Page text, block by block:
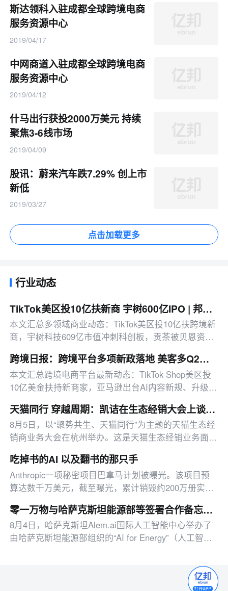
斯达领科入驻成都全球跨境电商
服务资源中心
2019/04/17
中网商道入驻成都全球跨境电商
服务资源中心
2019/04/12
什马出行获投2000万美元 持续
聚焦3-6线市场
2019/04/09
股讯：蔚来汽车跌7.29% 创上市
新低
2019/03/27
点击加载更多
行业动态
TikTok美区投10亿扶新商 宇树600亿IPO | 邦小白日报
本文汇总多领域商业动态：TikTok美区投10亿扶跨境新
商，宇树科技609亿市值冲刺科创板，贡茶被贝恩资本
跨境日报：跨境平台多项新政落地 美客多Q2营收同比增50%
本文汇总跨境电商平台最新动态：TikTok Shop美区投
10亿美金扶持新商家，亚马逊出台AI内容新规、升级卖
天猫同行 穿越周期：凯诘在生态经销大会上谈AI时代的进化
8月5日，以“聚势共生、天猫同行”为主题的天猫生态经
销商业务大会在杭州举办。这是天猫生态经销业务面向
间一次更深入的交流。
吃掉书的AI 以及翻书的那只手
Anthropic一项秘密项目巴拿马计划被曝光。该项目预
算达数千万美元，截至曝光，累计销毁约200万册实体
零一万物与哈萨克斯坦能源部等签署合作备忘录 以AI智能体推动能源数智化｜FM 01.AI
8月4日，哈萨克斯坦Alem.ai国际人工智能中心举办了
由哈萨克斯坦能源部组织的“AI for Energy”（人工智能